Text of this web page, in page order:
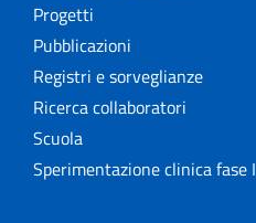
Progetti
Pubblicazioni
Registri e sorveglianze
Ricerca collaboratori
Scuola
Sperimentazione clinica fase I